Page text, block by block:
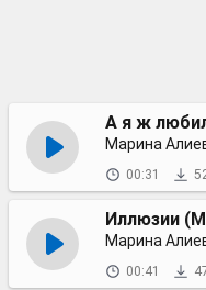
А я ж
Марина
00:31
Иллюзии
Марина
00:41